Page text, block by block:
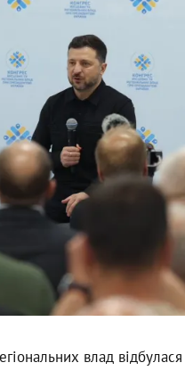
влад відбулася